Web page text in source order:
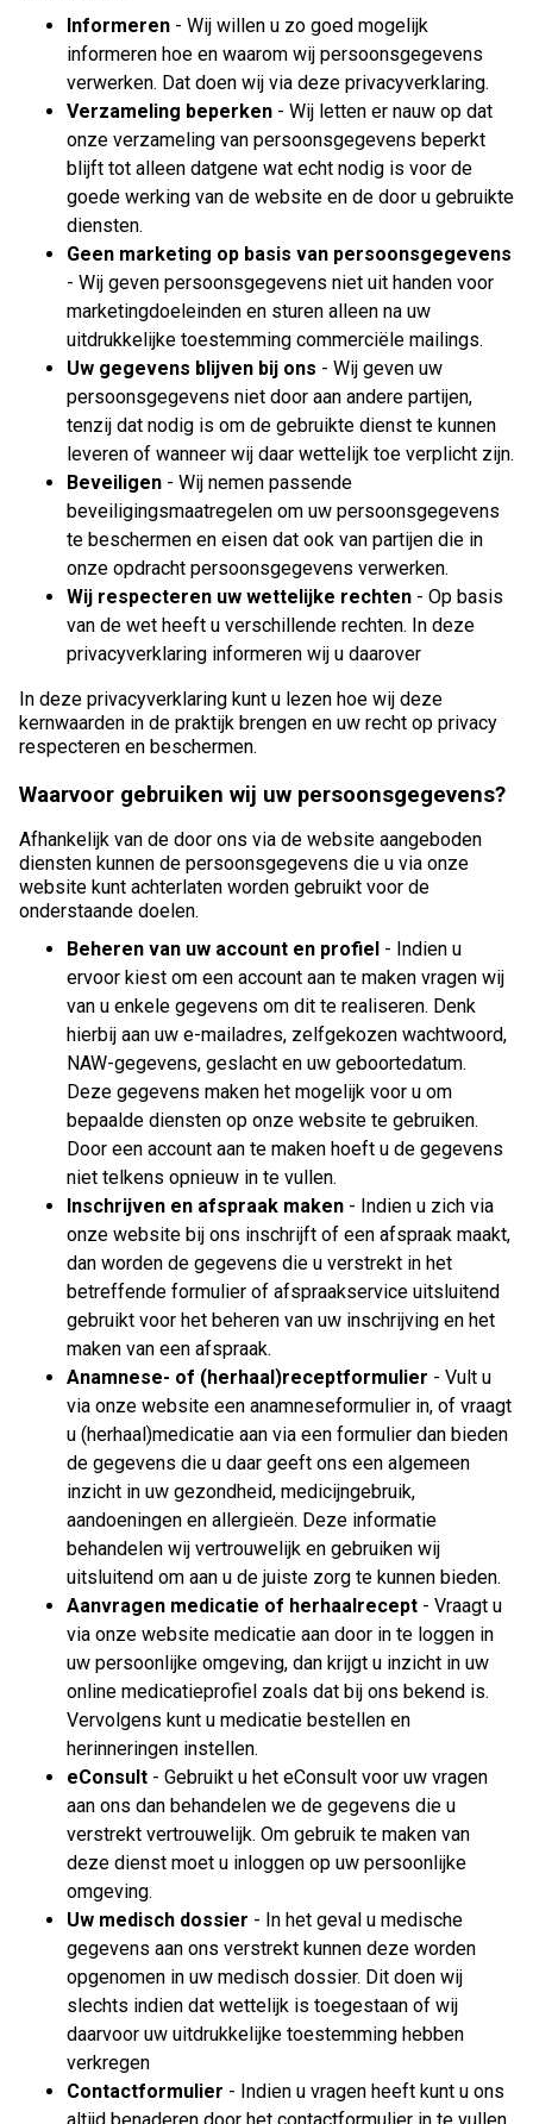
Informeren - Wij willen u zo goed mogelijk
informeren hoe en waarom wij persoonsgegevens
verwerken. Dat doen wij via deze privacyverklaring.
Verzameling beperken - Wij letten er nauw op dat
onze verzameling van persoonsgegevens beperkt
blijft tot alleen datgene wat echt nodig is voor de
goede werking van de website en de door u gebruikte
diensten.
Geen marketing op basis van persoonsgegevens
- Wij geven persoonsgegevens niet uit handen voor
marketingdoeleinden en sturen alleen na uw
uitdrukkelijke toestemming commerciële mailings.
Uw gegevens blijven bij ons - Wij geven uw
persoonsgegevens niet door aan andere partijen,
tenzij dat nodig is om de gebruikte dienst te kunnen
leveren of wanneer wij daar wettelijk toe verplicht zijn.
Beveiligen - Wij nemen passende
beveiligingsmaatregelen om uw persoonsgegevens
te beschermen en eisen dat ook van partijen die in
onze opdracht persoonsgegevens verwerken.
Wij respecteren uw wettelijke rechten - Op basis
van de wet heeft u verschillende rechten. In deze
privacyverklaring informeren wij u daarover
In deze privacyverklaring kunt u lezen hoe wij deze
kernwaarden in de praktijk brengen en uw recht op privacy
respecteren en beschermen.
Waarvoor gebruiken wij uw persoonsgegevens?
Afhankelijk van de door ons via de website aangeboden
diensten kunnen de persoonsgegevens die u via onze
website kunt achterlaten worden gebruikt voor de
onderstaande doelen.
Beheren van uw account en profiel - Indien u
ervoor kiest om een account aan te maken vragen wij
van u enkele gegevens om dit te realiseren. Denk
hierbij aan uw e-mailadres, zelfgekozen wachtwoord,
NAW-gegevens, geslacht en uw geboortedatum.
Deze gegevens maken het mogelijk voor u om
bepaalde diensten op onze website te gebruiken.
Door een account aan te maken hoeft u de gegevens
niet telkens opnieuw in te vullen.
Inschrijven en afspraak maken - Indien u zich via
onze website bij ons inschrijft of een afspraak maakt,
dan worden de gegevens die u verstrekt in het
betreffende formulier of afspraakservice uitsluitend
gebruikt voor het beheren van uw inschrijving en het
maken van een afspraak.
Anamnese- of (herhaal)receptformulier - Vult u
via onze website een anamneseformulier in, of vraagt
u (herhaal)medicatie aan via een formulier dan bieden
de gegevens die u daar geeft ons een algemeen
inzicht in uw gezondheid, medicijngebruik,
aandoeningen en allergieën. Deze informatie
behandelen wij vertrouwelijk en gebruiken wij
uitsluitend om aan u de juiste zorg te kunnen bieden.
Aanvragen medicatie of herhaalrecept - Vraagt u
via onze website medicatie aan door in te loggen in
uw persoonlijke omgeving, dan krijgt u inzicht in uw
online medicatieprofiel zoals dat bij ons bekend is.
Vervolgens kunt u medicatie bestellen en
herinneringen instellen.
eConsult - Gebruikt u het eConsult voor uw vragen
aan ons dan behandelen we de gegevens die u
verstrekt vertrouwelijk. Om gebruik te maken van
deze dienst moet u inloggen op uw persoonlijke
omgeving.
Uw medisch dossier - In het geval u medische
gegevens aan ons verstrekt kunnen deze worden
opgenomen in uw medisch dossier. Dit doen wij
slechts indien dat wettelijk is toegestaan of wij
daarvoor uw uitdrukkelijke toestemming hebben
verkregen
Contactformulier - Indien u vragen heeft kunt u ons